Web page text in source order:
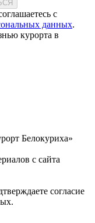
с
данных.
курорта в
Белокуриха»
с сайта
согласие